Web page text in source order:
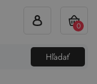
Hľadať
0